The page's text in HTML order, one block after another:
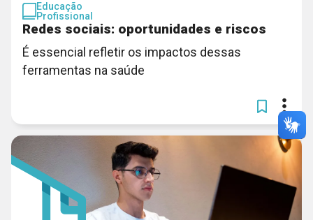
Educação
Profissional
Redes sociais: oportunidades e riscos
É essencial refletir os impactos dessas
ferramentas na saúde